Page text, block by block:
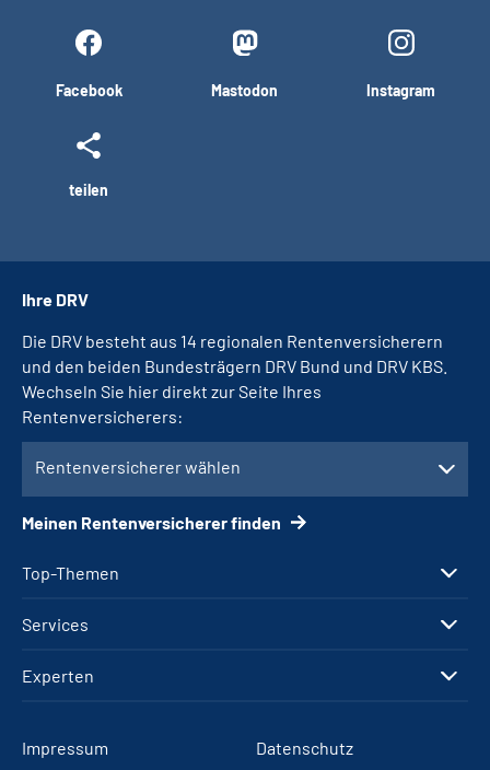
Facebook Mastodon Instagram
teilen
Top-Themen
Services
Experten
Ihre DRV
Die DRV besteht aus 14 regionalen Rentenversicherern
und den beiden Bundesträgern DRV Bund und DRV KBS.
Wechseln Sie hier direkt zur Seite Ihres
Rentenversicherers:
Rentenversicherer wählen
Meinen Rentenversicherer finden
Impressum Datenschutz